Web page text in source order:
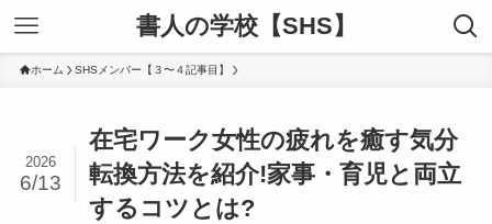
書人の学校【SHS】
ホーム SHSメンバー【３〜４記事目】
在宅ワーク女性の疲れを癒す気分
転換方法を紹介!家事・育児と両立
するコツとは?
2026
6/13